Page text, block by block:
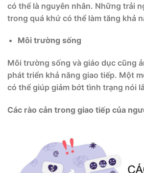
có thể là nguyên nhân. Những trải
trong quá khứ có thể làm tăng khả
Môi trường sống
Môi trường sống và giáo dục cũng
phát triển khả năng giao tiếp. Một
có thể giúp giảm bớt tình trạng nói
Các rào cản trong giao tiếp của